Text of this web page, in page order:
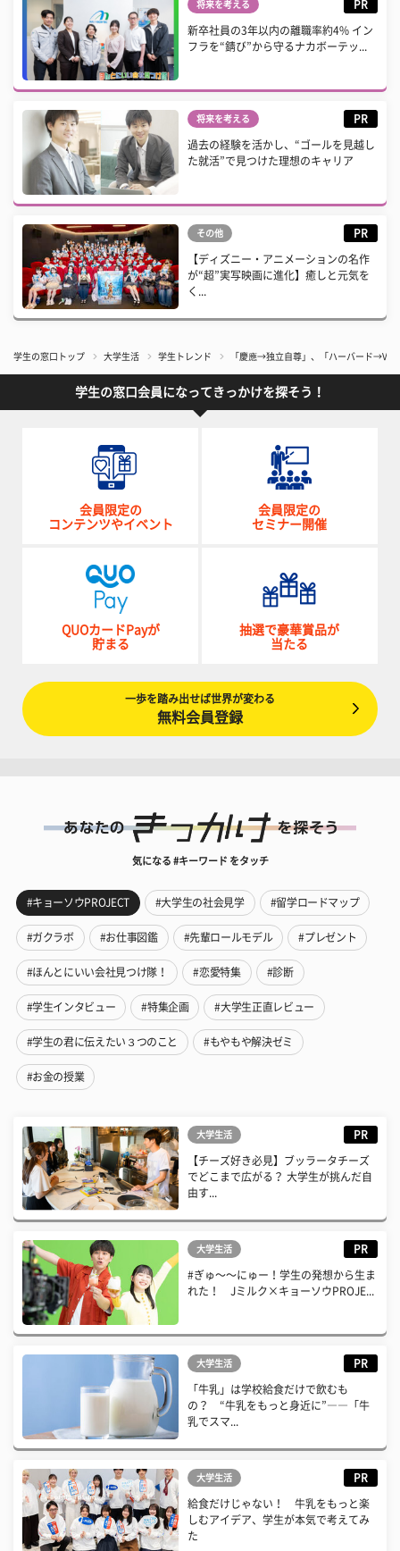
将来を考える PR
新卒社員の3年以内の離職率約4% イン
フラを“錆び”から守るナカボーテッ...
将来を考える PR
過去の経験を活かし、“ゴールを見越し
た就活”で見つけた理想のキャリア
その他 PR
【ディズニー・アニメーションの名作
が“超”実写映画に進化】癒しと元気を
く...
学生の窓口トップ 大学生活 学生トレンド 「慶應→独立自尊」、「ハーバード
学生の窓口会員になってきっかけを探そう！
会員限定の
コンテンツやイベント
会員限定の
セミナー開催
QUOカードPayが
貯まる
抽選で豪華賞品が
当たる
一歩を踏み出せば世界が変わる
無料会員登録
気になる #キーワード をタッチ
#キョーソウPROJECT #大学生の社会見学 #留学ロードマップ
#ガクラボ #お仕事図鑑 #先輩ロールモデル #プレゼント
#ほんとにいい会社見つけ隊！ #恋愛特集 #診断
#学生インタビュー #特集企画 #大学生正直レビュー
#学生の君に伝えたい３つのこと #もやもや解決ゼミ
#お金の授業
大学生活 PR
【チーズ好き必見】ブッラータチーズ
でどこまで広がる？ 大学生が挑んだ自
由す...
大学生活 PR
#ぎゅ〜〜にゅー！学生の発想から生ま
れた！ Jミルク×キョーソウPROJE...
大学生活 PR
「牛乳」は学校給食だけで飲むも
の？ “牛乳をもっと身近に”――「牛
乳でスマ...
大学生活 PR
給食だけじゃない！ 牛乳をもっと楽
しむアイデア、学生が本気で考えてみ
た